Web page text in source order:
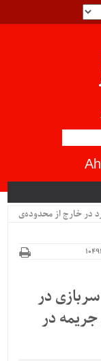
در خارج از محدوده‌ی
در
جریمه در